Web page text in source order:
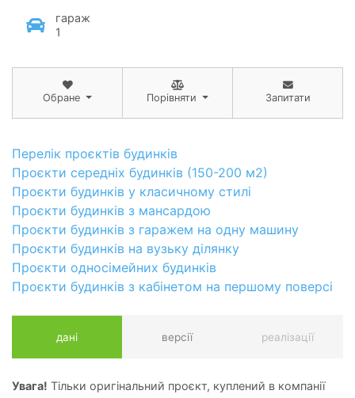
гараж
1
Обране Порівняти Запитати
Перелік проєктів будинків
Проєкти середніх будинків (150-200 м2)
Проєкти будинків у класичному стилі
Проєкти будинків з мансардою
Проєкти будинків з гаражем на одну машину
Проєкти будинків на вузьку ділянку
Проєкти односімейних будинків
Проєкти будинків з кабінетом на першому поверсі
дані версії реалізації
Увага! Тільки оригінальний проєкт, куплений в компанії